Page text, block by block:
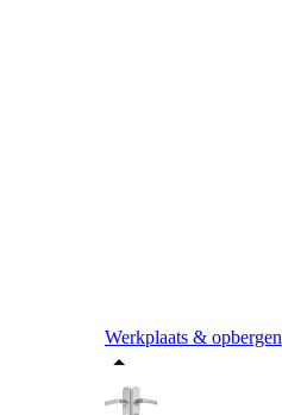
Werkplaats & opbergen